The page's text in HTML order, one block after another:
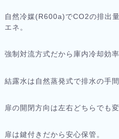
自然冷媒(R600a)でCO2の排出
エネ。
強制対流方式だから庫内冷却効率
結露水は自然蒸発式で排水の手間
扉の開閉方向は左右どちらでも変
扉は鍵付きだから安心保管。